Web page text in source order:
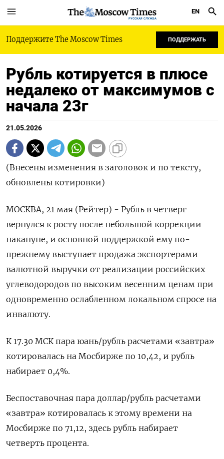
РУССКАЯ СЛУЖБА
EN
Поддержите The Moscow Times ПОДДЕРЖАТЬ
Рубль котируется в плюсе
недалеко от максимумов с
начала 23г
21.05.2026
(Внесены изменения в заголовок и по тексту,
обновлены котировки)
МОСКВА, 21 мая (Рейтер) - Рубль в четверг
вернулся к росту после небольшой коррекции
накануне, и основной поддержкой ему по-
прежнему выступает продажа экспортерами
валютной выручки от реализации российских
углеводородов по высоким весенним ценам при
одновременно ослабленном локальном спросе на
инвалюту.
К 17.30 ‌МСК пара юань/рубль расчетами «завтра»
котировалась на Мосбирже по 10,42, и рубль
набирает 0,4%.
Беспоставочная пара доллар/рубль расчетами
«завтра» котировалась к этому времени на
Мосбирже по 71,12, здесь рубль набирает
четверть процента.